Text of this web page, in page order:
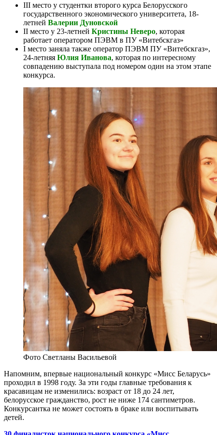
III место у студентки второго курса Белорусского
государственного экономического университета, 18-
летней Валерии Дуновской
II место у 23-летней Кристины Неверо, которая
работает оператором ПЭВМ в ПУ «Витебскгаз»
I место заняла также оператор ПЭВМ ПУ «Витебскгаз»,
24-летняя Юлия Иванова, которая по интересному
совпадению выступала под номером один на этом этапе
конкурса.
Фото Светланы Васильевой
Напомним, впервые национальный конкурс «Мисс Беларусь»
проходил в 1998 году. За эти годы главные требования к
красавицам не изменились: возраст от 18 до 24 лет,
белорусское гражданство, рост не ниже 174 сантиметров.
Конкурсантка не может состоять в браке или воспитывать
детей.